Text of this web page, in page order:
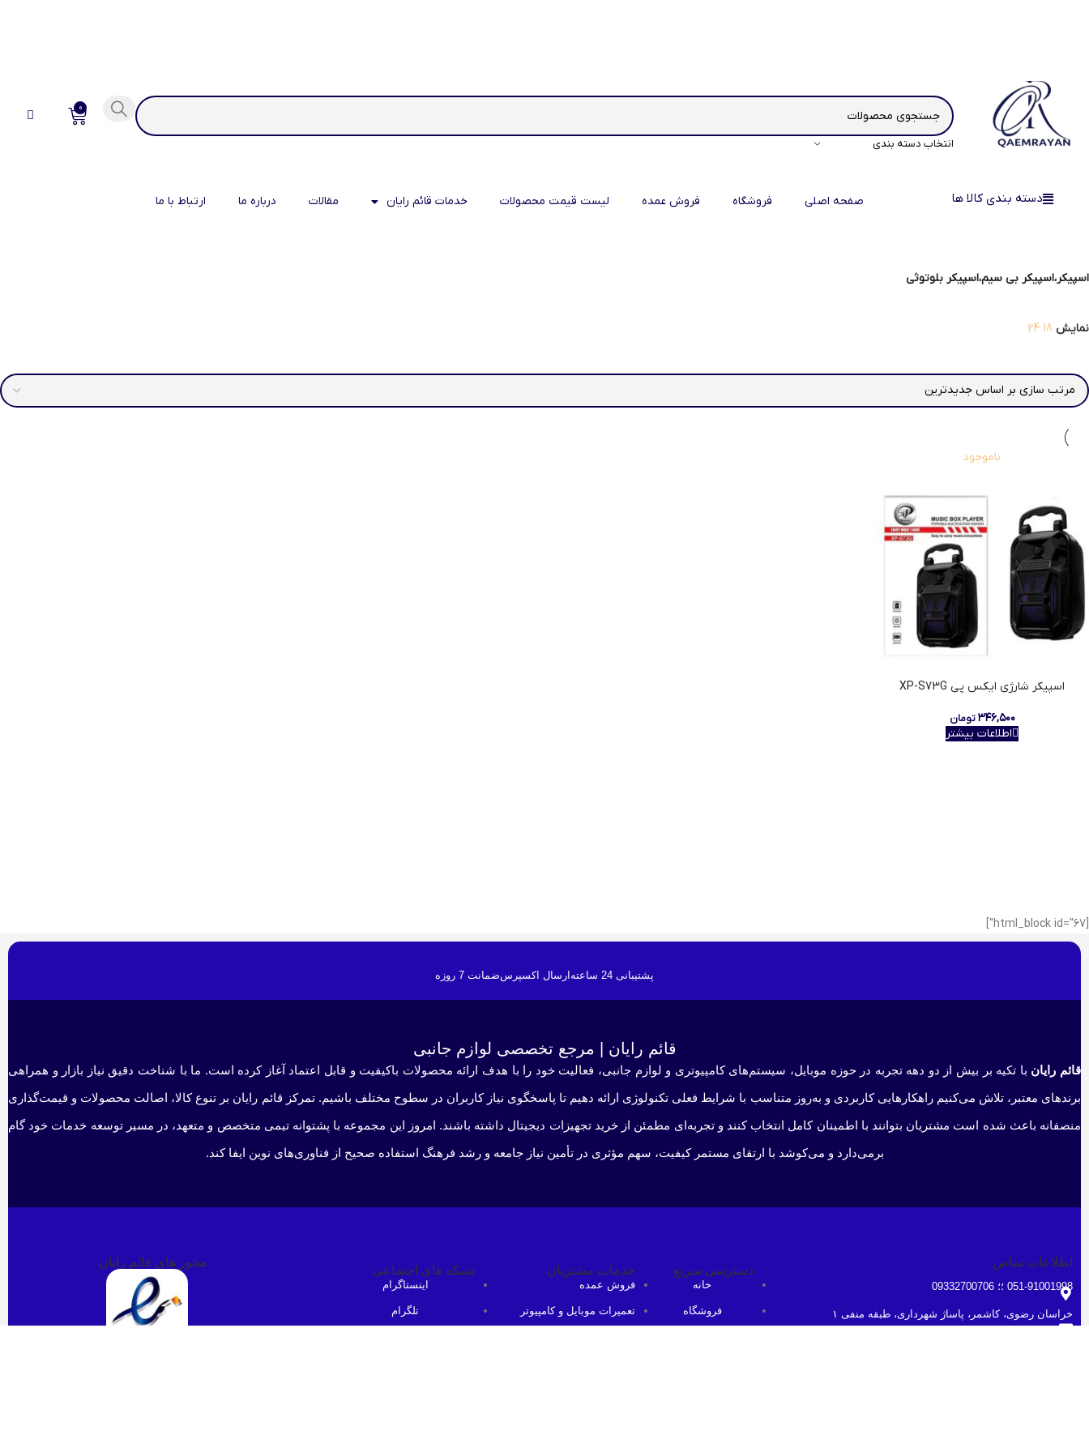
انتخاب دسته بندی
0
دسته بندی کالا ها صفحه اصلی فروشگاه فروش عمده لیست قیمت محصولات خدمات قائم رایان مقالات درباره ما ارتباط با ما
اسپیکر،اسپیکر بی سیم،اسپیکر بلوتوثی
نمایش 18
24
ناموجود
اسپیکر شارژی ایکس پی XP-S73G
۳۴۶,۵۰۰ تومان
اطلاعات بیشتر
[html_block id="67"]
پشتیبانی 24 ساعته ارسال اکسپرسضمانت 7 روزه
قائم رایان | مرجع تخصصی لوازم جانبی
قائم رایان با تکیه بر بیش از دو دهه تجربه در حوزه موبایل، سیستم‌های کامپیوتری و لوازم جانبی، فعالیت خود را با هدف ارائه محصولات باکیفیت و قابل اعتماد آغاز کرده است. ما با شناخت دقیق نیاز بازار و همراهی
برندهای معتبر، تلاش می‌کنیم راهکارهایی کاربردی و به‌روز متناسب با شرایط فعلی تکنولوژی ارائه دهیم تا پاسخگوی نیاز کاربران در سطوح مختلف باشیم. تمرکز قائم رایان بر تنوع کالا، اصالت محصولات و قیمت‌گذاری
منصفانه باعث شده است مشتریان بتوانند با اطمینان کامل انتخاب کنند و تجربه‌ای مطمئن از خرید تجهیزات دیجیتال داشته باشند. امروز این مجموعه با پشتوانه تیمی متخصص و متعهد، در مسیر توسعه خدمات خود گام
برمی‌دارد و می‌کوشد با ارتقای مستمر کیفیت، سهم مؤثری در تأمین نیاز جامعه و رشد فرهنگ استفاده صحیح از فناوری‌های نوین ایفا کند.
اطلاعات تماس
051-91001998 ؛؛ 09332700706
خراسان رضوی، کاشمر، پاساژ شهرداری، طبقه منفی ۱
دسترسی سریع
خانه
فروشگاه
خدمات مشتریان
فروش عمده
تعمیرات موبایل و کامپیوتر
شبکه های اجتماعی
اینستاگرام
تلگرام
مجوز های قائم رایان